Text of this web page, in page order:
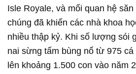
Isle Royale, và mối quan hệ
chúng đã khiến các nhà khoa
nhiều thập kỷ. Khi số lượng sói
nai sừng tấm bùng nổ từ 975
lên khoảng 1.500 con vào năm